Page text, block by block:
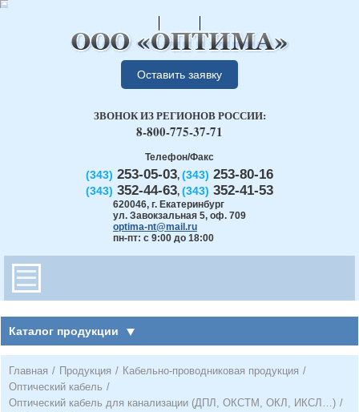
Оставить заявку
Телефон/Факс
(343) 253-05-03, (343) 253-80-16
(343) 352-44-63, (343) 352-41-53
620046, г. Екатеринбург
ул. Завокзальная 5, оф. 709
optima-nt@mail.ru
пн-пт: с 9:00 до 18:00
ЗВОНОК ИЗ РЕГИОНОВ РОССИИ:
8-800-775-37-71
Каталог продукции
Главная / Продукция / Кабельно-проводниковая продукция /
Оптический кабель /
Оптический кабель для канализации (ДПЛ, ОКСТМ, ОКЛ, ИКСЛ…) /